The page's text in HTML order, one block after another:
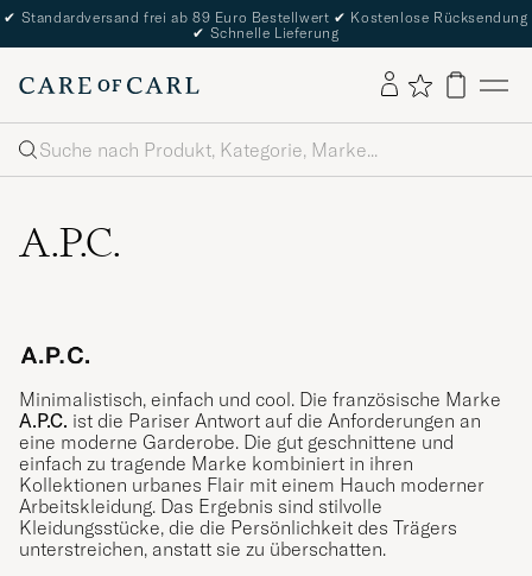
✔ Standardversand frei ab 89 Euro Bestellwert ✔ Kostenlose Rücksendung
✔ Schnelle Lieferung
Suche
A.P.C.
Minimalistisch, einfach und cool. Die französische Marke
A.P.C. ist die Pariser Antwort auf die Anforderungen an
eine moderne Garderobe. Die gut geschnittene und
einfach zu tragende Marke kombiniert in ihren
Kollektionen urbanes Flair mit einem Hauch moderner
Arbeitskleidung. Das Ergebnis sind stilvolle
Kleidungsstücke, die die Persönlichkeit des Trägers
unterstreichen, anstatt sie zu überschatten.